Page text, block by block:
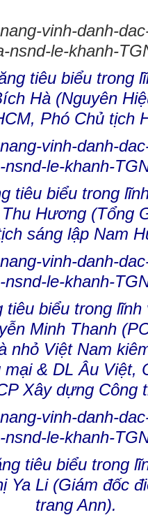
tiêu biểu trong
Hà (Nguyên
Phó Chủ tịch
tiêu biểu trong
Hương (Tổng
sáng lập Nam
tiêu biểu trong
Minh Thanh
nhỏ Việt Nam
& DL Âu Việt,
Xây dựng Công
tiêu biểu trong
Ya Li (Giám đốc
trang Ann).